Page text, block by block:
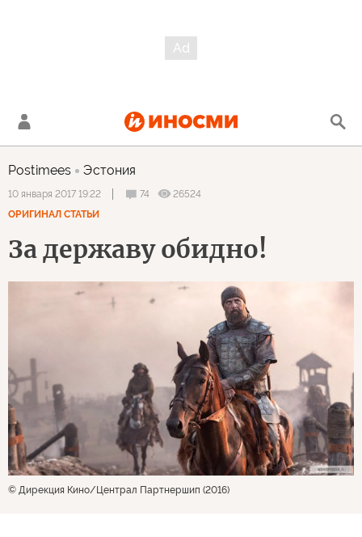
Postimees Эстония
10 января 2017 19:22 74
26524
ОРИГИНАЛ СТАТЬИ
За державу обидно!
© Дирекция Кино/Централ Партнершип (2016)